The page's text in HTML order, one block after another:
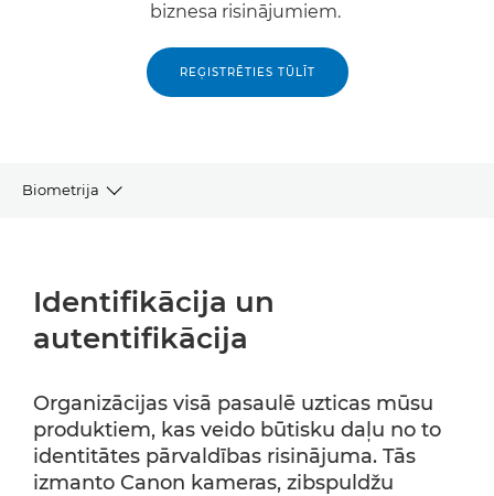
biznesa risinājumiem.
REĢISTRĒTIES TŪLĪT
Biometrija
SEKTORI
KĀDĒĻ TIEŠI CANON
Identifikācija un
autentifikācija
Organizācijas visā pasaulē uzticas mūsu
produktiem, kas veido būtisku daļu no to
identitātes pārvaldības risinājuma. Tās
izmanto Canon kameras, zibspuldžu